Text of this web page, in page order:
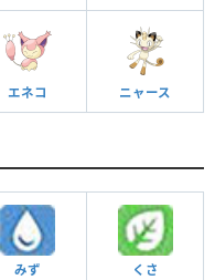
エネコ ニャース
みず くさ